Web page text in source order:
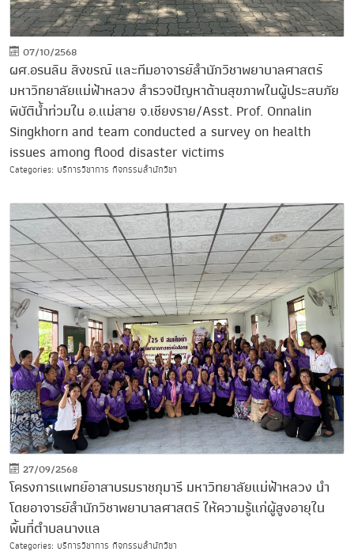
07/10/2568
ผศ.อรนลิน สิงขรณ์ และทีมอาจารย์สำนักวิชาพยาบาลศาสตร์
มหาวิทยาลัยแม่ฟ้าหลวง สำรวจปัญหาด้านสุขภาพในผู้ประสบภัย
พิบัติน้ำท่วมใน อ.แม่สาย จ.เชียงราย/Asst. Prof. Onnalin
Singkhorn and team conducted a survey on health
issues among flood disaster victims
Categories: บริการวิชาการ กิจกรรมสำนักวิชา
27/09/2568
โครงการแพทย์อาสาบรมราชกุมารี มหาวิทยาลัยแม่ฟ้าหลวง นำ
โดยอาจารย์สำนักวิชาพยาบาลศาสตร์ ให้ความรู้แก่ผู้สูงอายุใน
พื้นที่ตำบลนางแล
Categories: บริการวิชาการ กิจกรรมสำนักวิชา